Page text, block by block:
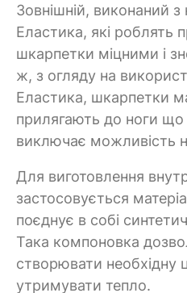
Зовнішній, виконаний з
Еластика, які роблять
шкарпетки міцними і
ж, з огляду на
Еластика, шкарпетки
прилягають до ноги що
виключає можливість
Для виготовлення
застосовується
поєднує в собі
Така компоновка
створювати необхідну
утримувати тепло.